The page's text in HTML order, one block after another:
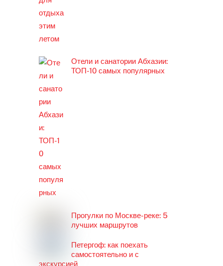
Отели и санатории Абхазии:
ТОП-10 самых популярных
Прогулки по Москве-реке: 5
лучших маршрутов
Петергоф: как поехать
самостоятельно и с
экскурсией